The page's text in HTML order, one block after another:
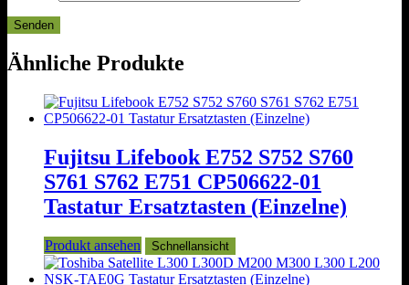
Ähnliche Produkte
Fujitsu Lifebook E752 S752 S760
S761 S762 E751 CP506622-01
Tastatur Ersatztasten (Einzelne)
Produkt ansehen Schnellansicht